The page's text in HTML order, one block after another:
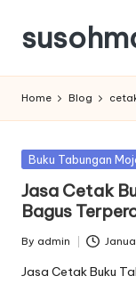
Skip
content
Home Blog
Posted
Buku Tabungan
Jasa Cetak
Bagus
Posted
by
By admin
Jasa Cetak Buku